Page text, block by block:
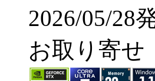
2026/05/28
お取り寄せ